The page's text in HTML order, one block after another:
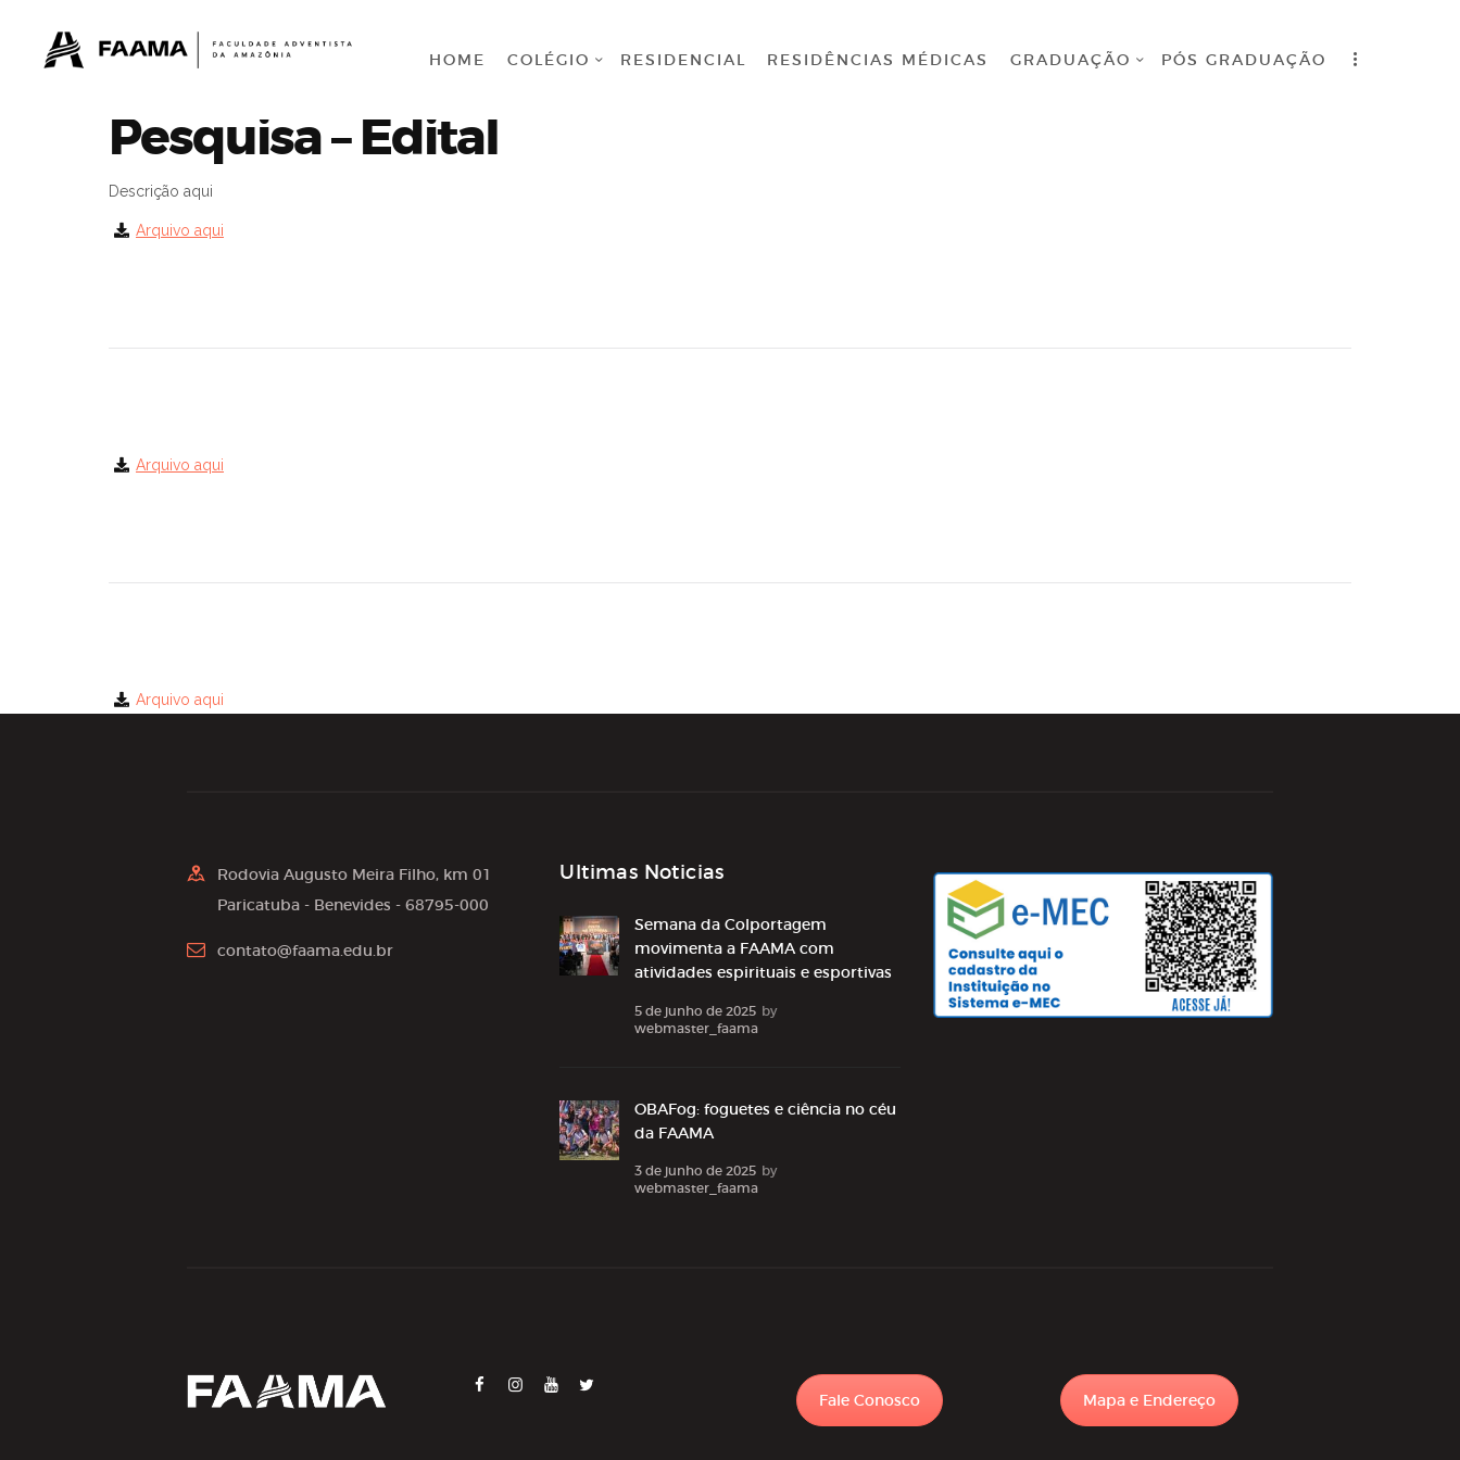
HOME COLÉGIO RESIDENCIAL RESIDÊNCIAS MÉDICAS GRADUAÇÃO PÓS GRADUAÇÃO
PÓS
Pesquisa – Edital
Descrição aqui
Arquivo aqui
Arquivo aqui
Arquivo aqui
Rodovia Augusto Meira Filho, km 01
Paricatuba - Benevides - 68795-000
contato@faama.edu.br
Ultimas Noticias
Semana da Colportagem
movimenta a FAAMA com
atividades espirituais e esportivas
5 de junho de 2025 by
webmaster_faama
OBAFog: foguetes e ciência no céu
da FAAMA
3 de junho de 2025 by
webmaster_faama
Fale Conosco Mapa e Endereço